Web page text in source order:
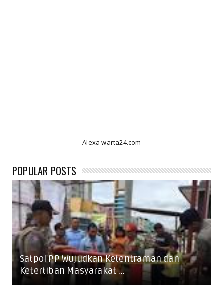
Alexa warta24.com
POPULAR POSTS
Satpol PP Wujudkan Ketentraman dan
Ketertiban Masyarakat ...